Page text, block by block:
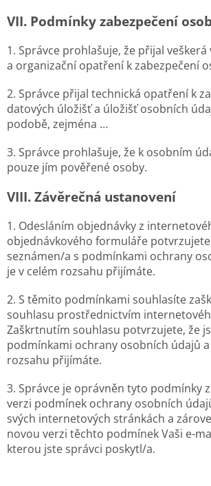
VII. Podmínky zabezpečení
1. Správce prohlašuje, že přijal
a organizační opatření k zabezpečení
2. Správce přijal technická opatření k
datových úložišť a úložišť osobních
podobě, zejména …
3. Správce prohlašuje, že k osobním
pouze jím pověřené osoby.
VIII. Závěrečná ustanovení
1. Odesláním objednávky z
objednávkového formuláře
seznámen/a s podmínkami ochrany
je v celém rozsahu přijímáte.
2. S těmito podmínkami souhlasíte
souhlasu prostřednictvím
Zaškrtnutím souhlasu potvrzujete, že
podmínkami ochrany osobních údajů a
rozsahu přijímáte.
3. Správce je oprávněn tyto podmínky
verzi podmínek ochrany osobních
svých internetových stránkách a
novou verzi těchto podmínek Vaši e-
kterou jste správci poskytl/a.